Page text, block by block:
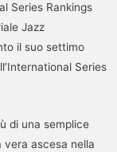
Series Rankings
Jazz
il suo settimo
Series
di una semplice
vera ascesa nella